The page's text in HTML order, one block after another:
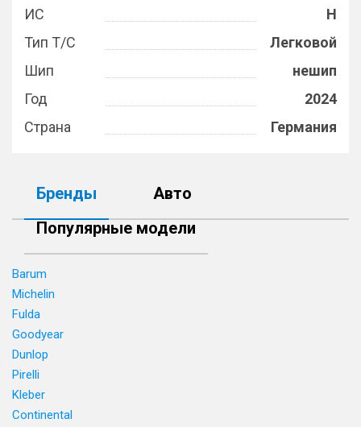
ИС
H
Тип Т/С
Легковой
Шип
нешип
Год
2024
Страна
Германия
Бренды
Авто
Популярные модели
Barum
Michelin
Fulda
Goodyear
Dunlop
Pirelli
Kleber
Continental